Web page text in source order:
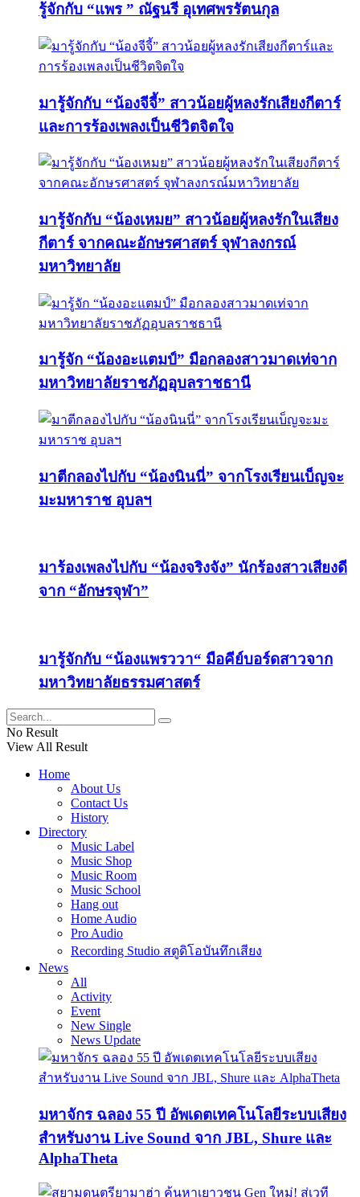
รู้จักกับ “แพร ” ณัฐนรี อุเทศพรรัตนกุล
มารู้จักกับ “น้องจีจี้” สาวน้อยผู้หลงรักเสียงกีตาร์
และการร้องเพลงเป็นชีวิตจิตใจ
มารู้จักกับ “น้องเหมย” สาวน้อยผู้หลงรักในเสียง
กีตาร์ จากคณะอักษรศาสตร์ จุฬาลงกรณ์
มหาวิทยาลัย
มารู้จัก “น้องอะแตมป์” มือกลองสาวมาดเท่จาก
มหาวิทยาลัยราชภัฏอุบลราชธานี
มาตีกลองไปกับ “น้องนินนี่” จากโรงเรียนเบ็ญจะ
มะมหาราช อุบลฯ
มาร้องเพลงไปกับ “น้องจริงจัง” นักร้องสาวเสียงดี
จาก “อักษรจุฬา”
มารู้จักกับ “น้องแพรววา“ มือคีย์บอร์ดสาวจาก
มหาวิทยาลัยธรรมศาสตร์
No Result
View All Result
Home
About Us
Contact Us
History
Directory
Music Label
Music Shop
Music Room
Music School
Hang out
Home Audio
Pro Audio
Recording Studio สตูดิโอบันทึกเสียง
News
All
Activity
Event
New Single
News Update
มหาจักร ฉลอง 55 ปี อัพเดตเทคโนโลยีระบบเสียง
สำหรับงาน Live Sound จาก JBL, Shure และ
AlphaTheta